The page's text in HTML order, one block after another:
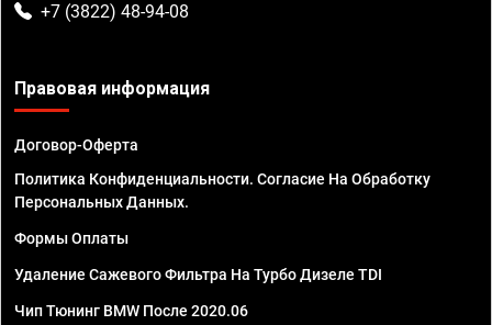
+7 (3822) 48-94-08
Правовая информация
Договор-Оферта
Политика Конфиденциальности. Согласие На Обработку
Персональных Данных.
Формы Оплаты
Удаление Сажевого Фильтра На Турбо Дизеле TDI
Чип Тюнинг BMW После 2020.06